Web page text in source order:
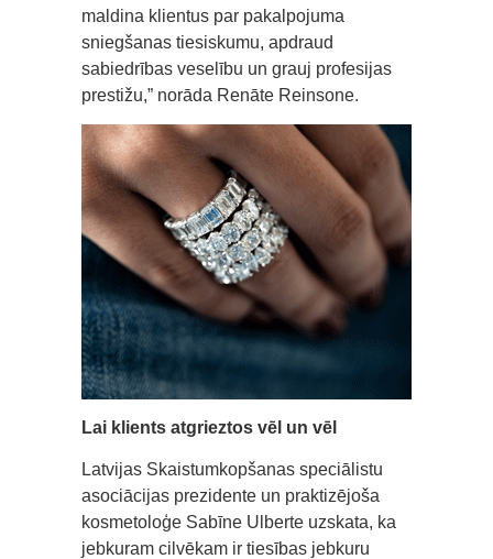
maldina klientus par pakalpojuma
sniegšanas tiesiskumu, apdraud
sabiedrības veselību un grauj profesijas
prestižu,” norāda Renāte Reinsone.
Lai klients atgrieztos vēl un vēl
Latvijas Skaistumkopšanas speciālistu
asociācijas prezidente un praktizējoša
kosmetoloģe Sabīne Ulberte uzskata, ka
jebkuram cilvēkam ir tiesības jebkuru